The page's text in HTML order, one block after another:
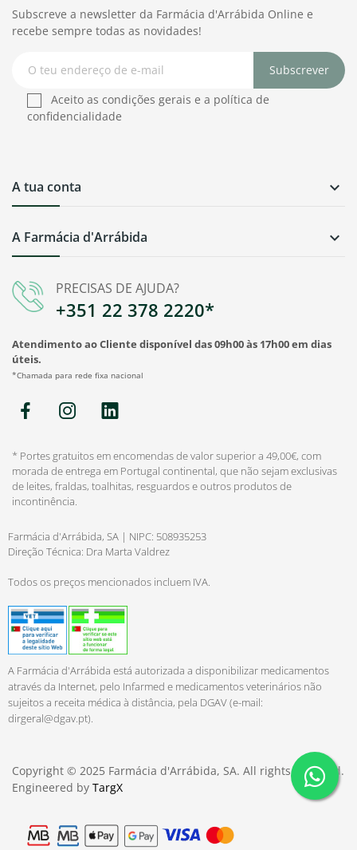
PRECISAS DE AJUDA?
+351 22 378 2220*
Atendimento ao Cliente disponível das 09h00 às 17h00 em dias
úteis.
*Chamada para rede fixa nacional
A Farmácia d'Arrábida 
A tua conta 
Subscreve a newsletter da Farmácia d'Arrábida Online e
recebe sempre todas as novidades!
Subscrever
Aceito as condições gerais e a política de
confidencialidade
* Portes gratuitos em encomendas de valor superior a 49,00€, com
morada de entrega em Portugal continental, que não sejam exclusivas
de leites, fraldas, toalhitas, resguardos e outros produtos de
incontinência.
Farmácia d'Arrábida, SA | NIPC: 508935253
Direção Técnica: Dra Marta Valdrez
Todos os preços mencionados incluem IVA.
A Farmácia d'Arrábida está autorizada a disponibilizar medicamentos
através da Internet, pelo Infarmed e medicamentos veterinários não
sujeitos a receita médica à distância, pela DGAV (e-mail:
dirgeral@dgav.pt).
Copyright © 2025 Farmácia d'Arrábida, SA. All rights reserved.
Engineered by TargX